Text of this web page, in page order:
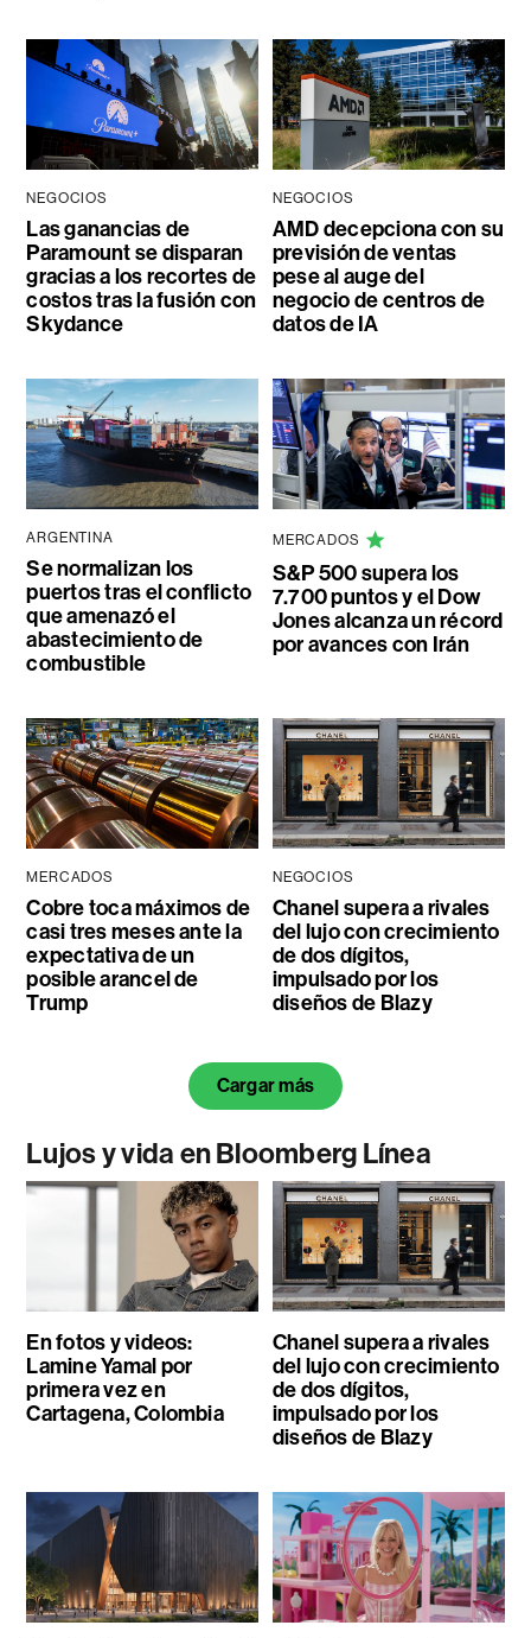
NEGOCIOS
Las ganancias de
Paramount se disparan
gracias a los recortes de
costos tras la fusión con
Skydance
NEGOCIOS
AMD decepciona con su
previsión de ventas
pese al auge del
negocio de centros de
datos de IA
ARGENTINA
Se normalizan los
puertos tras el conflicto
que amenazó el
abastecimiento de
combustible
MERCADOS
S&P 500 supera los
7.700 puntos y el Dow
Jones alcanza un récord
por avances con Irán
MERCADOS
Cobre toca máximos de
casi tres meses ante la
expectativa de un
posible arancel de
Trump
NEGOCIOS
Chanel supera a rivales
del lujo con crecimiento
de dos dígitos,
impulsado por los
diseños de Blazy
Cargar más
Lujos y vida en Bloomberg Línea
En fotos y videos:
Lamine Yamal por
primera vez en
Cartagena, Colombia
Chanel supera a rivales
del lujo con crecimiento
de dos dígitos,
impulsado por los
diseños de Blazy